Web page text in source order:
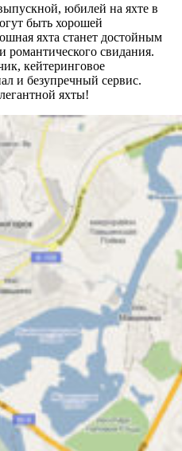
юбилей на яхте в
быть хорошей
яхта станет достойным
романтического свидания.
кейтеринговое
и безупречный сервис.
яхты!